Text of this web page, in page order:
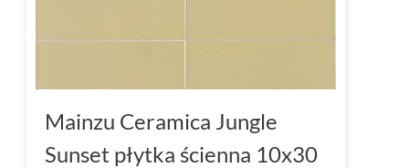
Mainzu Ceramica Jungle
Sunset płytka ścienna 10x30